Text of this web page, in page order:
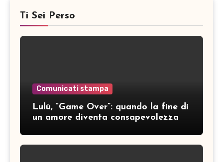
Ti Sei Perso
Comunicati stampa
Lulù, “Game Over”: quando la fine di
un amore diventa consapevolezza